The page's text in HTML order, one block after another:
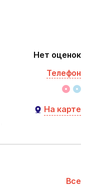
Нет оценок
Телефон
На карте
Все